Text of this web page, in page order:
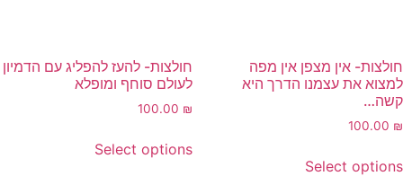
חולצות- אין מצפן אין מפה
למצוא את עצמנו הדרך היא
קשה…
100.00 ₪
Select options
חולצות- להעז להפליג עם הדמיון
לעולם סוחף ומופלא
100.00 ₪
Select options